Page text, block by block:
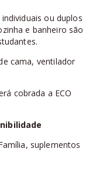
ou duplos
e banheiro são
cama, ventilador
cobrada a ECO
suplementos